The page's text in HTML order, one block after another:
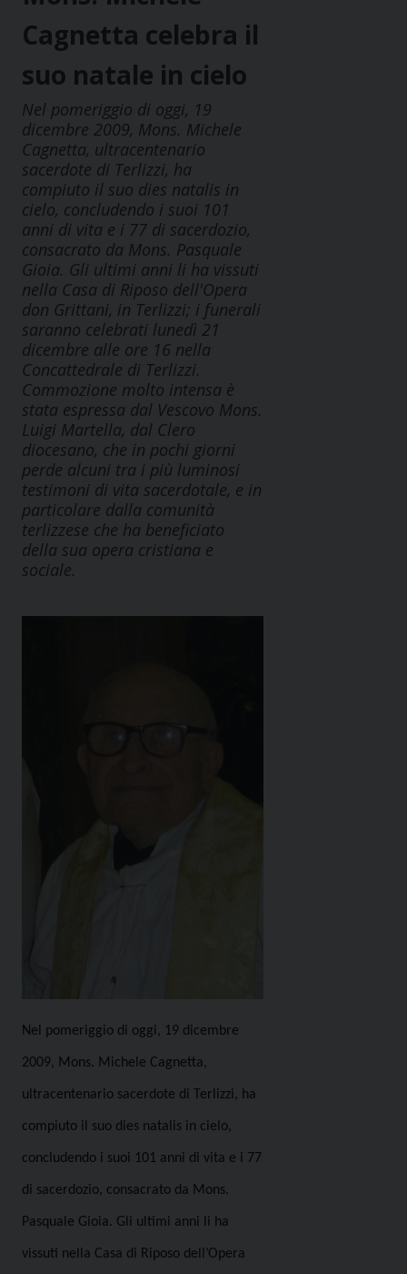
Cagnetta celebra il
suo natale in cielo
Nel pomeriggio di oggi, 19
dicembre 2009, Mons. Michele
Cagnetta, ultracentenario
sacerdote di Terlizzi, ha
compiuto il suo dies natalis in
cielo, concludendo i suoi 101
anni di vita e i 77 di sacerdozio,
consacrato da Mons. Pasquale
Gioia. Gli ultimi anni li ha vissuti
nella Casa di Riposo dell'Opera
don Grittani, in Terlizzi; i funerali
saranno celebrati lunedì 21
dicembre alle ore 16 nella
Concattedrale di Terlizzi.
Commozione molto intensa è
stata espressa dal Vescovo Mons.
Luigi Martella, dal Clero
diocesano, che in pochi giorni
perde alcuni tra i più luminosi
testimoni di vita sacerdotale, e in
particolare dalla comunità
terlizzese che ha beneficiato
della sua opera cristiana e
sociale.
Nel pomeriggio di oggi, 19 dicembre
2009, Mons. Michele Cagnetta,
ultracentenario sacerdote di Terlizzi, ha
compiuto il suo dies natalis in cielo,
concludendo i suoi 101 anni di vita e i 77
di sacerdozio, consacrato da Mons.
Pasquale Gioia. Gli ultimi anni li ha
vissuti nella Casa di Riposo dell’Opera